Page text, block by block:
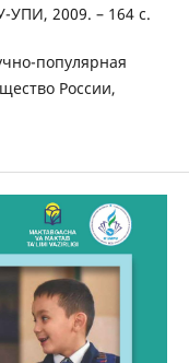
УПИ, 2009. – 164 с.
популярная
России,